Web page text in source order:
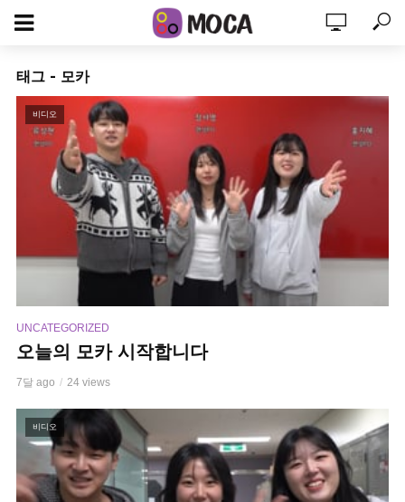
태그 - 모카
비디오
UNCATEGORIZED
오늘의 모카 시작합니다
7달 ago 24 views
비디오